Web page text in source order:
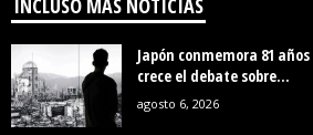
INCLUSO MÁS NOTICIAS
Japón conmemora 81
crece el debate sobre...
agosto 6, 2026